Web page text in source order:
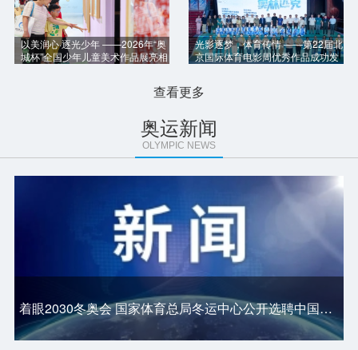
以美润心·逐光少年 ——2026年“奥
城杯”全国少年儿童美术作品展亮相
光影逐梦，体育传情 ——第22届北
京国际体育电影周优秀作品成功发
查看更多
奥运新闻
OLYMPIC NEWS
着眼2030冬奥会 国家体育总局冬运中心公开选聘中国短道队主教练